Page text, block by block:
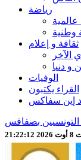
رياضة
وطنية
ثقافة و إعلام
الآخر
و دنيا
الوفيات
القراء يكتبون
إين سفاكس
بصفاقس